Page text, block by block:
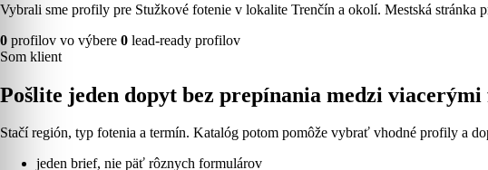
Vybrali sme profily pre Stužkové fotenie v lokalite Trenčín a okolí. Mestská stránka
0 profilov vo výbere 0 lead-ready profilov
Som klient
Pošlite jeden dopyt bez prepínania medzi
Stačí región, typ fotenia a termín. Katalóg potom pomôže vybrať vhodné profily a
jeden brief, nie päť rôznych formulárov